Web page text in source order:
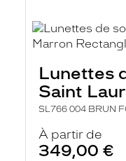
Lunettes
Saint
SL766 004 BRUN
À partir de
349,00 €